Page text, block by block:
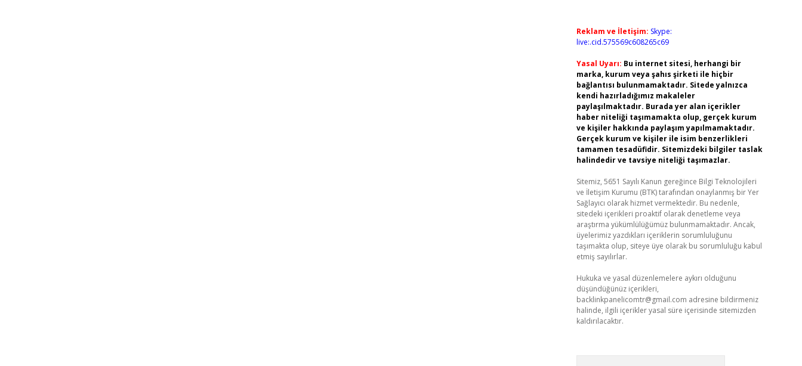
Reklam ve İletişim: Skype:
live:.cid.575569c608265c69
Yasal Uyarı: Bu internet sitesi, herhangi bir
marka, kurum veya şahıs şirketi ile hiçbir
bağlantısı bulunmamaktadır. Sitede yalnızca
kendi hazırladığımız makaleler
paylaşılmaktadır. Burada yer alan içerikler
haber niteliği taşımamakta olup, gerçek kurum
ve kişiler hakkında paylaşım yapılmamaktadır.
Gerçek kurum ve kişiler ile isim benzerlikleri
tamamen tesadüfidir. Sitemizdeki bilgiler taslak
halindedir ve tavsiye niteliği taşımazlar.
Sitemiz, 5651 Sayılı Kanun gereğince Bilgi Teknolojileri
ve İletişim Kurumu (BTK) tarafından onaylanmış bir Yer
Sağlayıcı olarak hizmet vermektedir. Bu nedenle,
sitedeki içerikleri proaktif olarak denetleme veya
araştırma yükümlülüğümüz bulunmamaktadır. Ancak,
üyelerimiz yazdıkları içeriklerin sorumluluğunu
taşımakta olup, siteye üye olarak bu sorumluluğu kabul
etmiş sayılırlar.
Hukuka ve yasal düzenlemelere aykırı olduğunu
düşündüğünüz içerikleri,
backlinkpanelicomtr@gmail.com adresine bildirmeniz
halinde, ilgili içerikler yasal süre içerisinde sitemizden
kaldırılacaktır.